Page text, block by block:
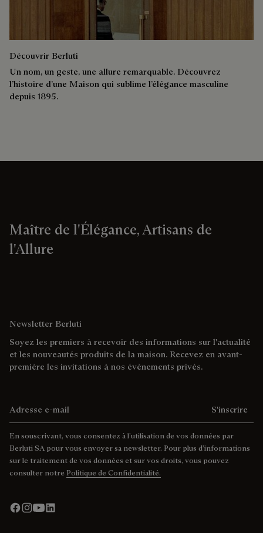
Découvrir Berluti
Un nom, un geste, une allure remarquable. Découvrez
l’histoire d’une Maison qui sublime l’élégance masculine
depuis 1895.
Maître de l'Élégance, Artisans de
l'Allure
Newsletter Berluti
Soyez les premiers à recevoir des informations sur l'actualité
et les nouveautés produits de la maison. Recevez en avant-
première les invitations à nos évènements privés.
S'inscrire
En souscrivant, vous consentez à l’utilisation de vos données par
Berluti SA pour vous envoyer sa newsletter. Pour plus d’informations
sur le traitement de vos données et sur vos droits, vous pouvez
consulter notre Politique de Confidentialité.